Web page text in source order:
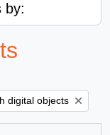
by:
filter:
digital objects